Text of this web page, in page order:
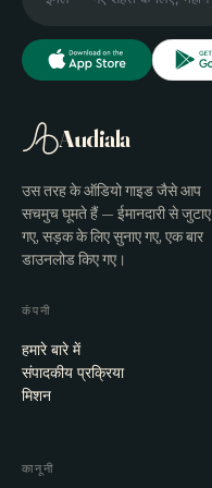
Audiala
उस तरह के ऑडियो गाइड जैसे आप
सचमुच घूमते हैं — ईमानदारी से जुटाए
गए, सड़क के लिए सुनाए गए, एक बार
डाउनलोड किए गए।
कंपनी
हमारे बारे में
संपादकीय प्रक्रिया
मिशन
कानूनी